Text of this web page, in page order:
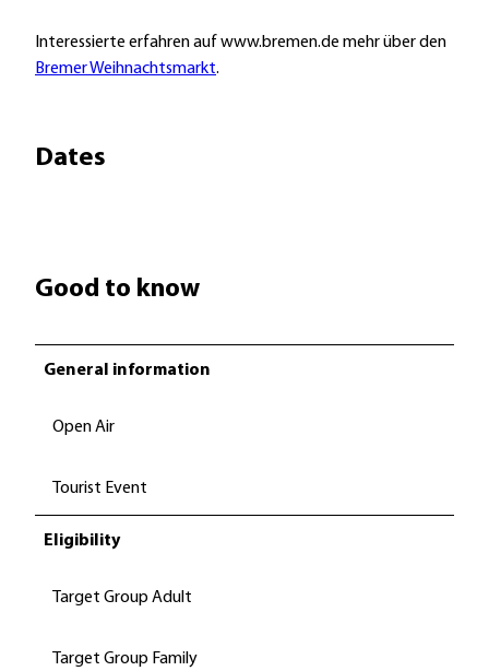
Interessierte erfahren auf www.bremen.de mehr über den
Bremer Weihnachtsmarkt.
Dates
Good to know
General information
Open Air
Tourist Event
Eligibility
Target Group Adult
Target Group Family